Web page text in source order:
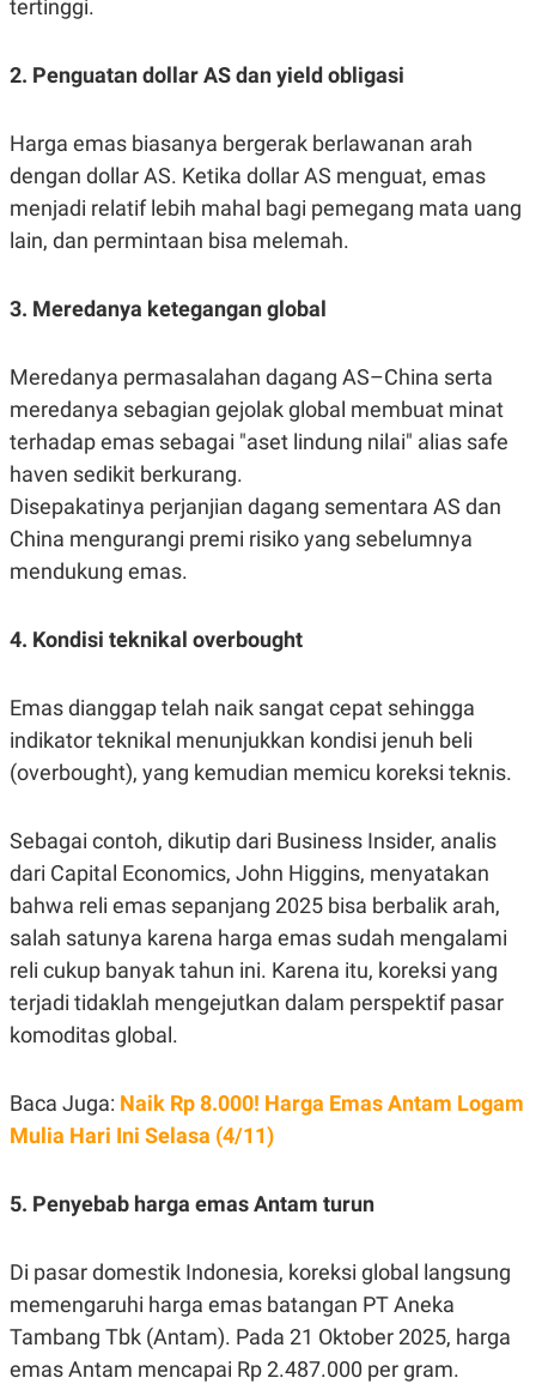
C
M
L
E
D
L
A
N
G
A
T
K
K
I
N
R
E
E
E
P
A
P
E
R
A
D
E
R
T
I
S
G
M
D
I
D
SITEMAPPROFILETERM
USE
PEDOMAN
PEMBERITAAN
SIBER
tertinggi.
2. Penguatan dollar AS dan yield obligasi
Harga emas biasanya bergerak berlawanan arah
dengan dollar AS. Ketika dollar AS menguat, emas
menjadi relatif lebih mahal bagi pemegang mata uang
lain, dan permintaan bisa melemah.
3. Meredanya ketegangan global
Meredanya permasalahan dagang AS–China serta
meredanya sebagian gejolak global membuat minat
terhadap emas sebagai "aset lindung nilai" alias safe
haven sedikit berkurang.
Disepakatinya perjanjian dagang sementara AS dan
China mengurangi premi risiko yang sebelumnya
mendukung emas.
4. Kondisi teknikal overbought
Emas dianggap telah naik sangat cepat sehingga
indikator teknikal menunjukkan kondisi jenuh beli
(overbought), yang kemudian memicu koreksi teknis.
Sebagai contoh, dikutip dari Business Insider, analis
dari Capital Economics, John Higgins, menyatakan
bahwa reli emas sepanjang 2025 bisa berbalik arah,
salah satunya karena harga emas sudah mengalami
reli cukup banyak tahun ini. Karena itu, koreksi yang
terjadi tidaklah mengejutkan dalam perspektif pasar
komoditas global.
Baca Juga: Naik Rp 8.000! Harga Emas Antam Logam
Mulia Hari Ini Selasa (4/11)
5. Penyebab harga emas Antam turun
Di pasar domestik Indonesia, koreksi global langsung
memengaruhi harga emas batangan PT Aneka
Tambang Tbk (Antam). Pada 21 Oktober 2025, harga
emas Antam mencapai Rp 2.487.000 per gram.